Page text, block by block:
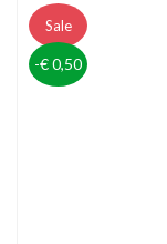
Sale
-€ 0,50